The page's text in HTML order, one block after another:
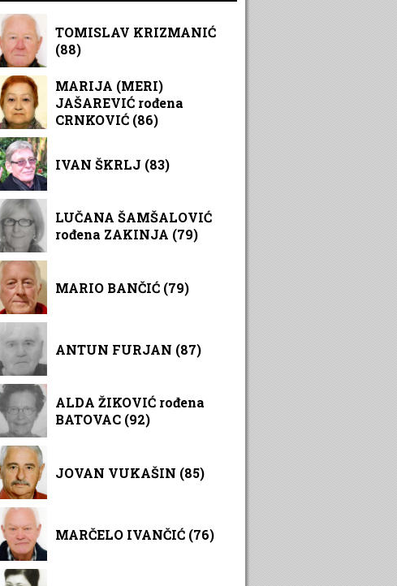
TOMISLAV KRIZMANIĆ
(88)
MARIJA (MERI)
JAŠAREVIĆ rođena
CRNKOVIĆ (86)
IVAN ŠKRLJ (83)
LUČANA ŠAMŠALOVIĆ
rođena ZAKINJA (79)
MARIO BANČIĆ (79)
ANTUN FURJAN (87)
ALDA ŽIKOVIĆ rođena
BATOVAC (92)
JOVAN VUKAŠIN (85)
MARČELO IVANČIĆ (76)